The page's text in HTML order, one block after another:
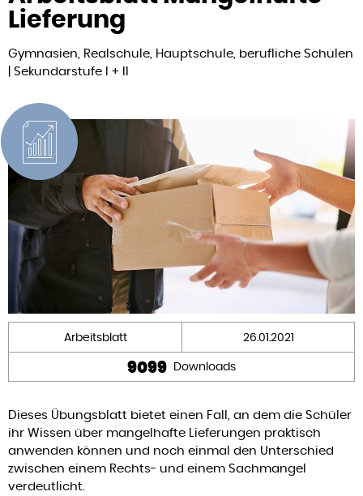
Lieferung
Gymnasien, Realschule, Hauptschule, berufliche Schulen
| Sekundarstufe I + II
Arbeitsblatt 26.01.2021
9099 Downloads
Dieses Übungsblatt bietet einen Fall, an dem die Schüler
ihr Wissen über mangelhafte Lieferungen praktisch
anwenden können und noch einmal den Unterschied
zwischen einem Rechts- und einem Sachmangel
verdeutlicht.